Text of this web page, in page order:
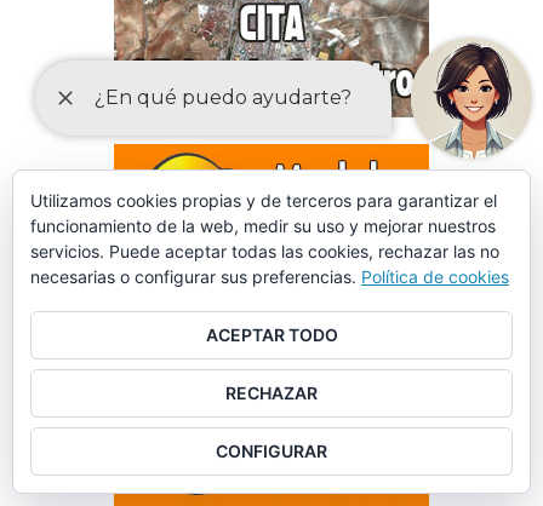
Utilizamos cookies propias y de terceros para garantizar el
funcionamiento de la web, medir su uso y mejorar nuestros
servicios. Puede aceptar todas las cookies, rechazar las no
necesarias o configurar sus preferencias. Política de cookies
ACEPTAR TODO
RECHAZAR
CONFIGURAR